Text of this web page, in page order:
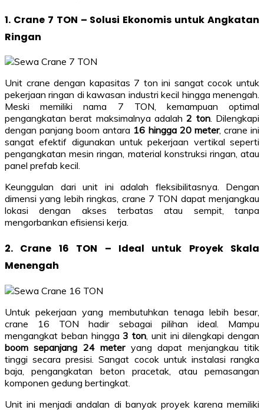
1. Crane 7 TON – Solusi Ekonomis untuk Angkatan
Ringan
Unit crane dengan kapasitas 7 ton ini sangat cocok untuk
pekerjaan ringan di kawasan industri kecil hingga menengah.
Meski memiliki nama 7 TON, kemampuan optimal
pengangkatan berat maksimalnya adalah2 ton. Dilengkapi
dengan panjang boom antara 16 hingga 20 meter, crane ini
sangat efektif digunakan untuk pekerjaan vertikal seperti
pengangkatan mesin ringan, material konstruksi ringan, atau
panel prefab kecil.
Keunggulan dari unit ini adalah fleksibilitasnya. Dengan
dimensi yang lebih ringkas, crane 7 TON dapat menjangkau
lokasi dengan akses terbatas atau sempit, tanpa
mengorbankan efisiensi kerja.
2. Crane 16 TON – Ideal untuk Proyek Skala
Menengah
Untuk pekerjaan yang membutuhkan tenaga lebih besar,
crane 16 TON hadir sebagai pilihan ideal. Mampu
mengangkat beban hingga 3 ton , unit ini dilengkapi dengan
boom sepanjang 24 meteryang dapat menjangkau titik
tinggi secara presisi. Sangat cocok untuk instalasi rangka
baja, pengangkatan beton pracetak, atau pemasangan
komponen gedung bertingkat.
Unit ini menjadi andalan di banyak proyek karena memiliki